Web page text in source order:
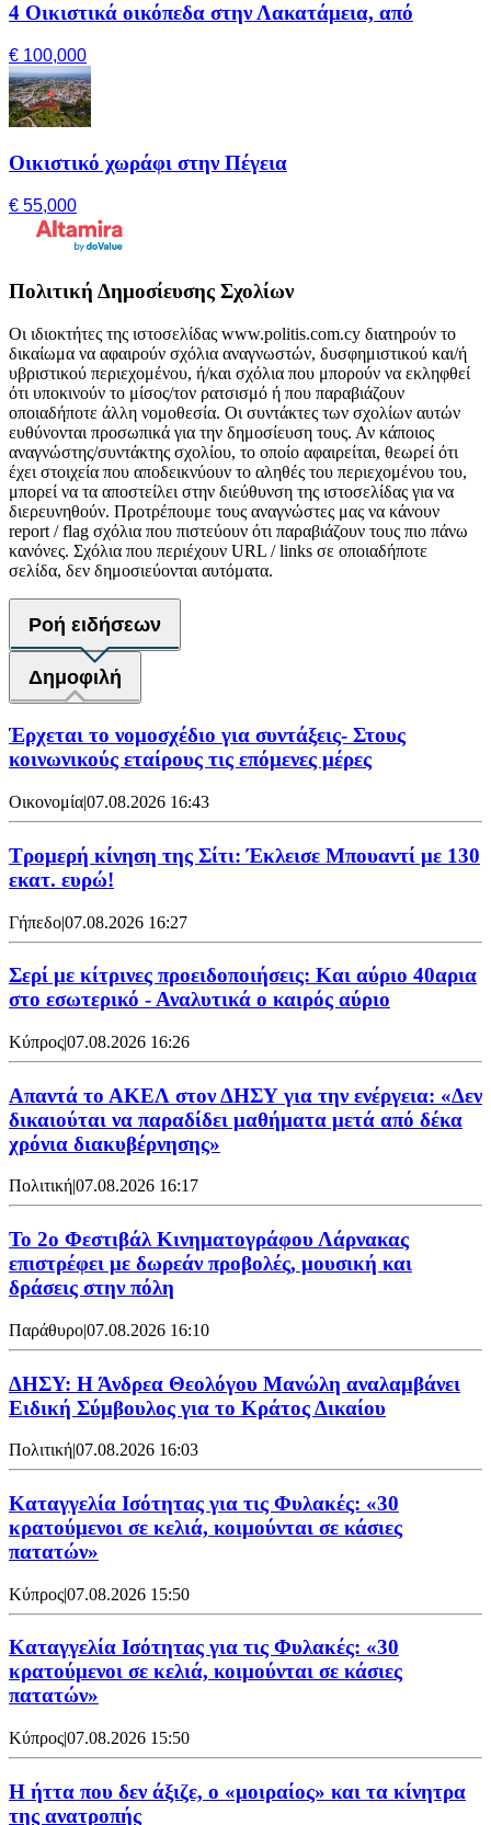
4 Οικιστικά οικόπεδα στην Λακατάμεια, από
€ 100,000
Οικιστικό χωράφι στην Πέγεια
€ 55,000
Πολιτική Δημοσίευσης Σχολίων
Οι ιδιοκτήτες της ιστοσελίδας www.politis.com.cy διατηρούν το
δικαίωμα να αφαιρούν σχόλια αναγνωστών, δυσφημιστικού και/ή
υβριστικού περιεχομένου, ή/και σχόλια που μπορούν να εκληφθεί
ότι υποκινούν το μίσος/τον ρατσισμό ή που παραβιάζουν
οποιαδήποτε άλλη νομοθεσία. Οι συντάκτες των σχολίων αυτών
ευθύνονται προσωπικά για την δημοσίευση τους. Αν κάποιος
αναγνώστης/συντάκτης σχολίου, το οποίο αφαιρείται, θεωρεί ότι
έχει στοιχεία που αποδεικνύουν το αληθές του περιεχομένου του,
μπορεί να τα αποστείλει στην διεύθυνση της ιστοσελίδας για να
διερευνηθούν. Προτρέπουμε τους αναγνώστες μας να κάνουν
report / flag σχόλια που πιστεύουν ότι παραβιάζουν τους πιο πάνω
κανόνες. Σχόλια που περιέχουν URL / links σε οποιαδήποτε
σελίδα, δεν δημοσιεύονται αυτόματα.
Ροή ειδήσεων
Δημοφιλή
Έρχεται το νομοσχέδιο για συντάξεις- Στους
κοινωνικούς εταίρους τις επόμενες μέρες
Οικονομία|07.08.2026 16:43
Τρομερή κίνηση της Σίτι: Έκλεισε Μπουαντί με 130
εκατ. ευρώ!
Γήπεδο|07.08.2026 16:27
Σερί με κίτρινες προειδοποιήσεις: Και αύριο 40αρια
στο εσωτερικό - Αναλυτικά ο καιρός αύριο
Κύπρος|07.08.2026 16:26
Απαντά το ΑΚΕΛ στον ΔΗΣΥ για την ενέργεια: «Δεν
δικαιούται να παραδίδει μαθήματα μετά από δέκα
χρόνια διακυβέρνησης»
Πολιτική|07.08.2026 16:17
Το 2ο Φεστιβάλ Κινηματογράφου Λάρνακας
επιστρέφει με δωρεάν προβολές, μουσική και
δράσεις στην πόλη
Παράθυρο|07.08.2026 16:10
ΔΗΣΥ: Η Άνδρεα Θεολόγου Μανώλη αναλαμβάνει
Ειδική Σύμβουλος για το Κράτος Δικαίου
Πολιτική|07.08.2026 16:03
Καταγγελία Ισότητας για τις Φυλακές: «30
κρατούμενοι σε κελιά, κοιμούνται σε κάσιες
πατατών»
Κύπρος|07.08.2026 15:50
Καταγγελία Ισότητας για τις Φυλακές: «30
κρατούμενοι σε κελιά, κοιμούνται σε κάσιες
πατατών»
Κύπρος|07.08.2026 15:50
Η ήττα που δεν άξιζε, ο «μοιραίος» και τα κίνητρα
της ανατροπής